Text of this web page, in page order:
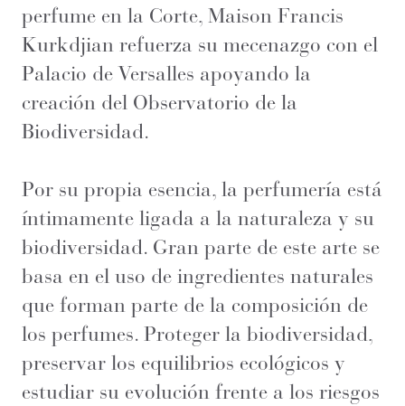
perfume en la Corte, Maison Francis
Kurkdjian refuerza su mecenazgo con el
Palacio de Versalles apoyando la
creación del Observatorio de la
Biodiversidad.
Por su propia esencia, la perfumería está
íntimamente ligada a la naturaleza y su
biodiversidad. Gran parte de este arte se
basa en el uso de ingredientes naturales
que forman parte de la composición de
los perfumes. Proteger la biodiversidad,
preservar los equilibrios ecológicos y
estudiar su evolución frente a los riesgos